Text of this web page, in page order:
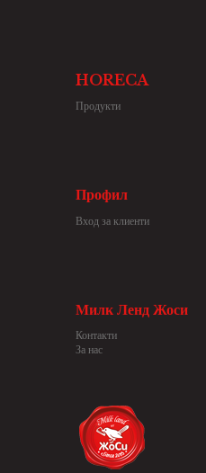
HORECA
Продукти
Профил
Вход за клиенти
Милк Ленд Жоси
Контакти
За нас